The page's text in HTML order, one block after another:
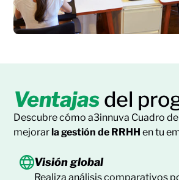
Ventajasdel
Descubre cómo a3innuva Cuadro
mejorar la gestión de RRHH en tu
Visión global
Realiza análisis comparativos